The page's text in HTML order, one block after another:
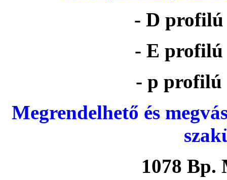
- D profilú
- E profilú
- p profilú
Megrendelhető és
1078 Bp.